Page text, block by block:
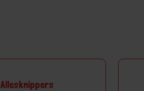
Allesknippers